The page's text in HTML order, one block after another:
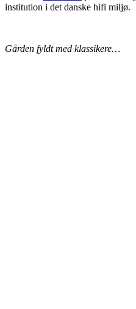
institution i det danske hifi miljø.
Gården fyldt med klassikere…